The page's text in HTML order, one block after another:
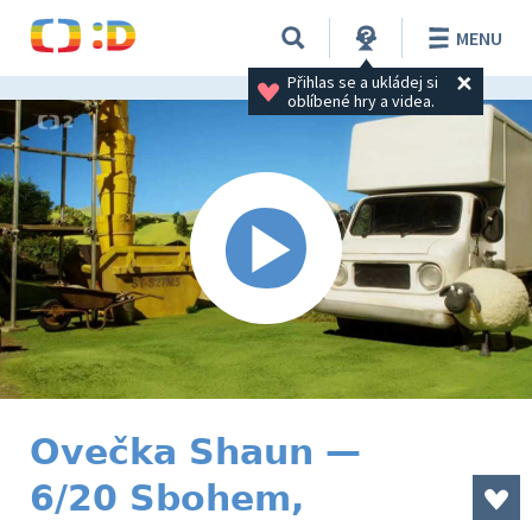
Přihlas se a ukládej si
oblíbené hry a videa.
MENU
Ovečka Shaun —
6/20 Sbohem,